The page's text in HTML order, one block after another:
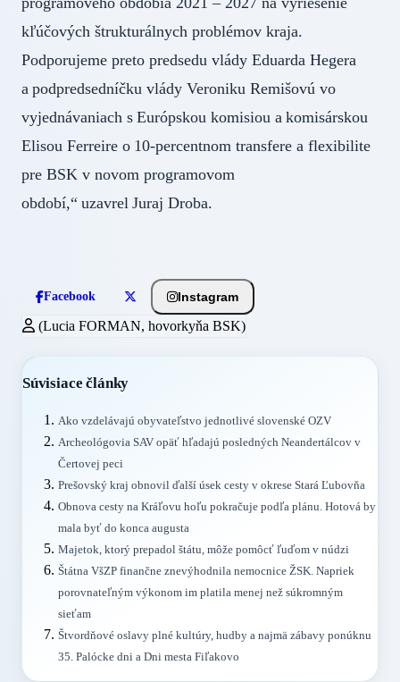
kľúčových štrukturálnych problémov kraja.
Podporujeme preto predsedu vlády Eduarda Hegera
a podpredsedníčku vlády Veroniku Remišovú vo
vyjednávaniach s Európskou komisiou a komisárskou
Elisou Ferreire o 10-percentnom transfere a flexibilite
pre BSK v novom programovom
období,“ uzavrel Juraj Droba.
Facebook Instagram
(Lucia FORMAN, hovorkyňa BSK)
Súvisiace články
Ako vzdelávajú obyvateľstvo jednotlivé slovenské OZV
Archeológovia SAV opäť hľadajú posledných Neandertálcov v
Čertovej peci
Prešovský kraj obnovil ďalší úsek cesty v okrese Stará Ľubovňa
Obnova cesty na Kráľovu hoľu pokračuje podľa plánu. Hotová by
mala byť do konca augusta
Majetok, ktorý prepadol štátu, môže pomôcť ľuďom v núdzi
Štátna VšZP finančne znevýhodnila nemocnice ŽSK. Napriek
porovnateľným výkonom im platila menej než súkromným
sieťam
Štvordňové oslavy plné kultúry, hudby a najmä zábavy ponúknu
35. Palócke dni a Dni mesta Fiľakovo